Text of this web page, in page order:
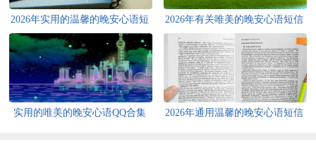
2026年实用的温馨的晚安心语短
信大汇总60句
2026年有关唯美的晚安心语短信
35句
实用的唯美的晚安心语QQ合集
2026年通用温馨的晚安心语短信